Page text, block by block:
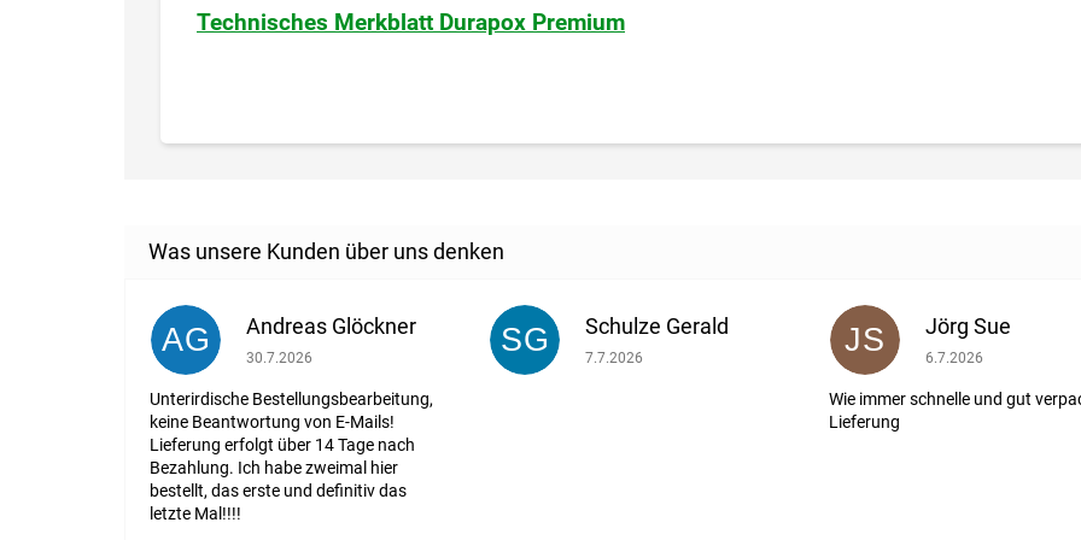
Technisches Merkblatt Durapox Premium
AG Andreas Glöckner
Die Shop-Bewertung beträgt 1 von 5 Sternen.
30.7.2026
Unterirdische Bestellungsbearbeitung,
keine Beantwortung von E-Mails!
Lieferung erfolgt über 14 Tage nach
Bezahlung. Ich habe zweimal hier
bestellt, das erste und definitiv das
letzte Mal!!!!
SG Schulze Gerald
Die Shop-Bewertung beträgt 5 von 5 Sternen.
7.7.2026 JS Jörg Sue
Die Shop-Bewertung
6.7.2026
Wie immer schnelle und gut
Lieferung